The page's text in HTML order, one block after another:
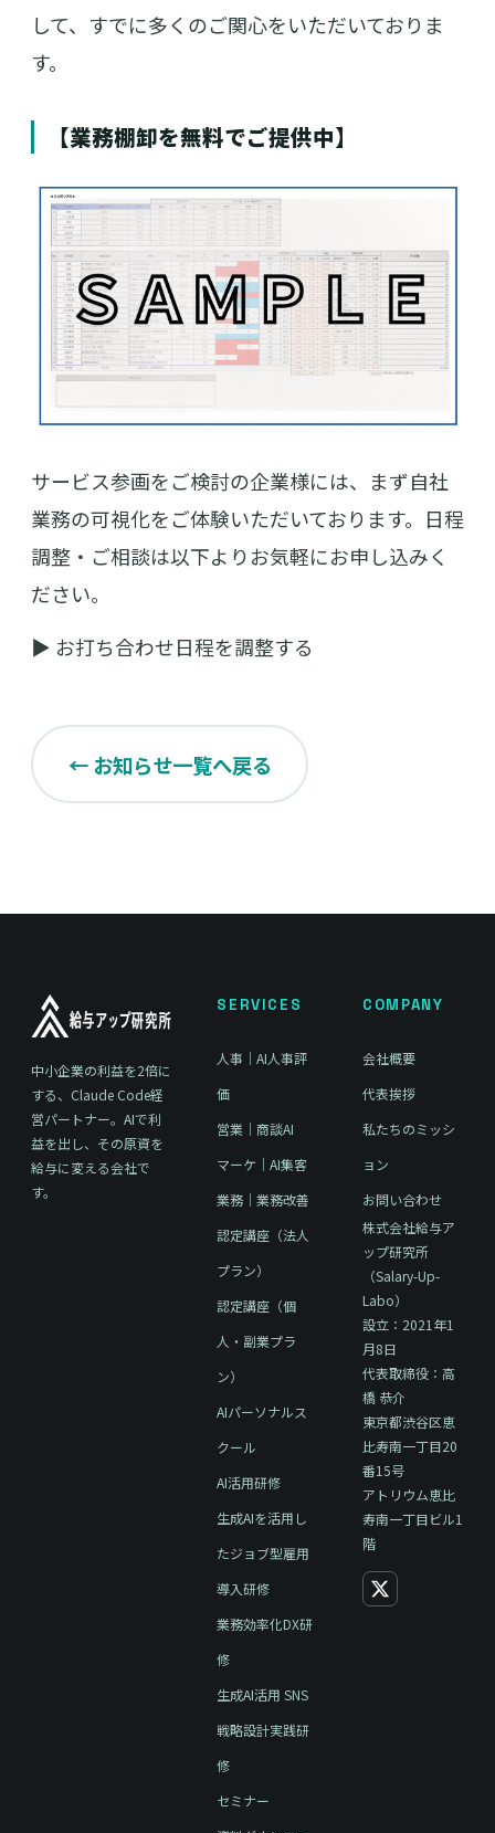
して、すでに多くのご関心をいただいておりま
す。
【業務棚卸を無料でご提供中】
サービス参画をご検討の企業様には、まず自社
業務の可視化をご体験いただいております。日程
調整・ご相談は以下よりお気軽にお申し込みく
ださい。
▶ お打ち合わせ日程を調整する
← お知らせ一覧へ戻る
中小企業の利益を2倍に
する、Claude Code経
営パートナー。AIで利
益を出し、その原資を
給与に変える会社で
す。
SERVICES
人事｜AI人事評
価
営業｜商談AI
マーケ｜AI集客
業務｜業務改善
認定講座（法人
プラン）
認定講座（個
人・副業プラ
ン）
AIパーソナルス
クール
AI活用研修
生成AIを活用し
たジョブ型雇用
導入研修
業務効率化DX研
修
生成AI活用 SNS
戦略設計実践研
修
セミナー
COMPANY
会社概要
代表挨拶
私たちのミッシ
ョン
お問い合わせ
株式会社給与ア
ップ研究所
（Salary-Up-
Labo）
設立：2021年1
月8日
代表取締役：高
橋 恭介
東京都渋谷区恵
比寿南一丁目20
番15号
アトリウム恵比
寿南一丁目ビル1
階